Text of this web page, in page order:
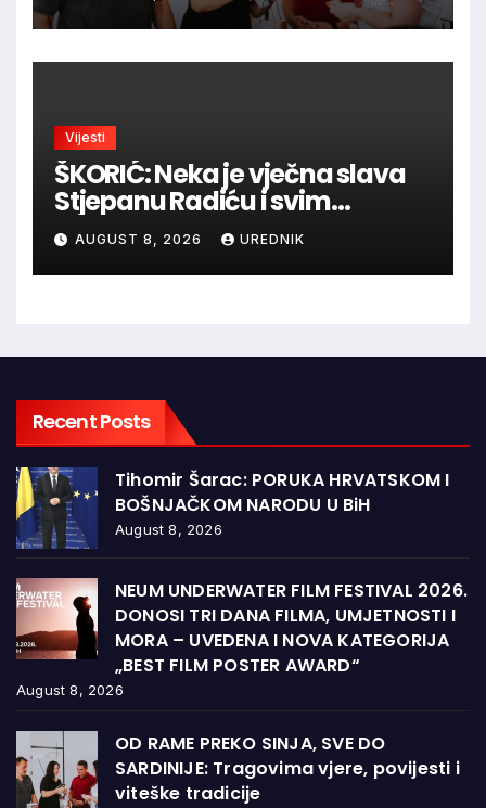
Vijesti
ŠKORIĆ: Neka je vječna slava
Stjepanu Radiću i svim
hrvatskim velikanima, a
vječna zahvalnost hrvatskim
braniteljima
AUGUST 8, 2026 UREDNIK
Recent Posts
Tihomir Šarac: PORUKA HRVATSKOM I
BOŠNJAČKOM NARODU U BiH
August 8, 2026
NEUM UNDERWATER FILM FESTIVAL 2026.
DONOSI TRI DANA FILMA, UMJETNOSTI I
MORA – UVEDENA I NOVA KATEGORIJA
„BEST FILM POSTER AWARD“
August 8, 2026
OD RAME PREKO SINJA, SVE DO
SARDINIJE: Tragovima vjere, povijesti i
viteške tradicije